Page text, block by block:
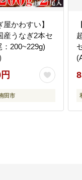
屋かわすい】
産うなぎ2本セ
：200~229g)
田市